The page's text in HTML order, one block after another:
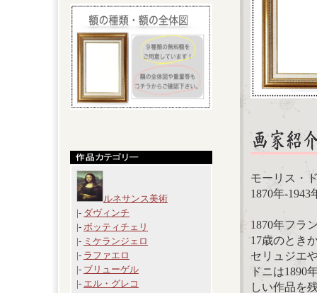
ルネサンス美術
|- ダヴィンチ
|- ボッティチェリ
|- ミケランジェロ
|- ラファエロ
|- ブリューゲル
|- エル・グレコ
モーリス・
1870年-
1870年フラ
17歳のとき
セリュジエ
ドニは1890
しい作品を